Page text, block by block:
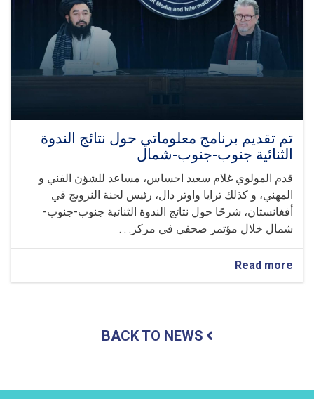
من
الاجتماع
الدولي
في
قازان
تم تقديم برنامج معلوماتي حول نتائج الندوة
الثنائية جنوب-جنوب-شمال
قدم المولوي غلام سعيد احساس، مساعد للشؤن الفني و
المهني، و كذلك ترايا واوتر دال، رئيس لجنة النرويج في
أفغانستان، شرحًا حول نتائج الندوة الثنائية جنوب-جنوب-
شمال خلال مؤتمر صحفي في مركز. . .
Read more
تم
جنوب-
BACK TO NEWS